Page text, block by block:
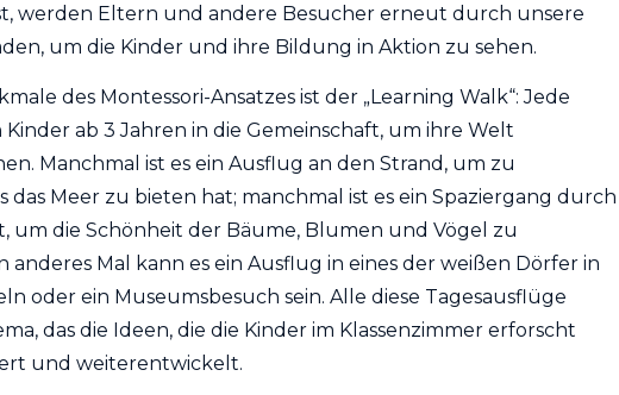
werden Eltern und andere Besucher erneut durch unsere
um die Kinder und ihre Bildung in Aktion zu sehen.
des Montessori-Ansatzes ist der „Learning Walk“: Jede
ab 3 Jahren in die Gemeinschaft, um ihre Welt
Manchmal ist es ein Ausflug an den Strand, um zu
das Meer zu bieten hat; manchmal ist es ein Spaziergang durch
um die Schönheit der Bäume, Blumen und Vögel zu
anderes Mal kann es ein Ausflug in eines der weißen Dörfer in
oder ein Museumsbesuch sein. Alle diese Tagesausflüge
das die Ideen, die die Kinder im Klassenzimmer erforscht
und weiterentwickelt.